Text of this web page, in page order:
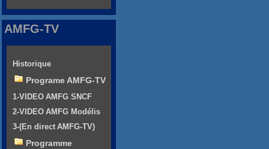
AMFG-TV
Historique
Programe AMFG-TV
1-VIDEO AMFG SNCF
2-VIDEO AMFG Modélis
3-(En direct AMFG-TV)
Programme